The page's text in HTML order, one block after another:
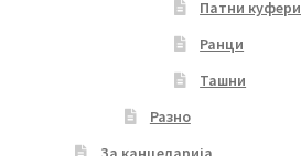
Патни куфери
Ранци
Ташни
Разно